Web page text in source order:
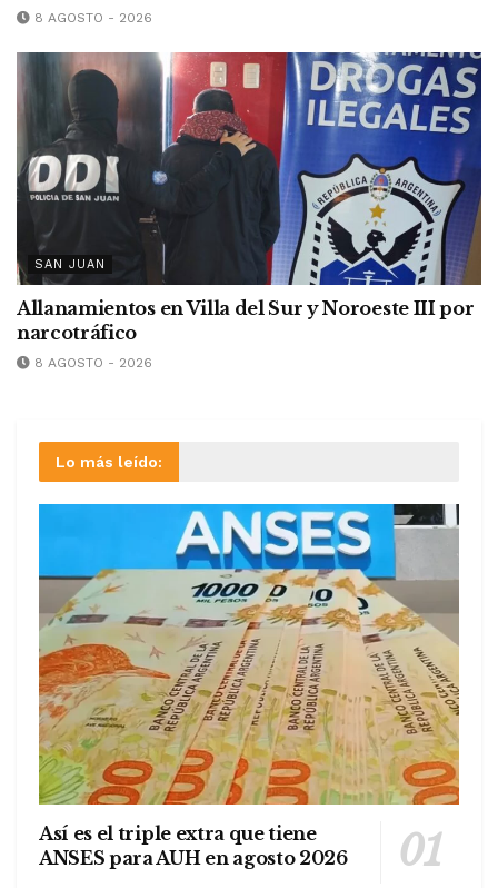
8 AGOSTO - 2026
SAN JUAN
Allanamientos en Villa del Sur y Noroeste III por
narcotráfico
8 AGOSTO - 2026
Lo más leído:
Así es el triple extra que tiene
ANSES para AUH en agosto 2026